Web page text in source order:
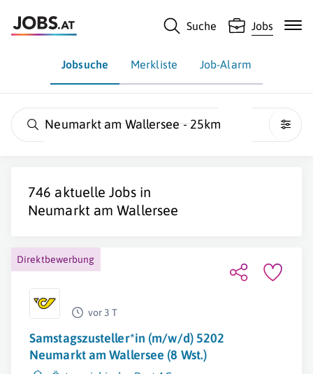
Suche Jobs
Jobsuche Merkliste Job-Alarm
Neumarkt am Wallersee - 25km
746 aktuelle Jobs in
Neumarkt am Wallersee
Direktbewerbung
vor 3 T
Samstagszusteller*in (m/w/d) 5202
Neumarkt am Wallersee (8 Wst.)